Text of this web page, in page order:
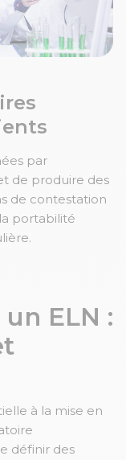
par
de produire des
de contestation
portabilité
ELN :
à la mise en
définir des